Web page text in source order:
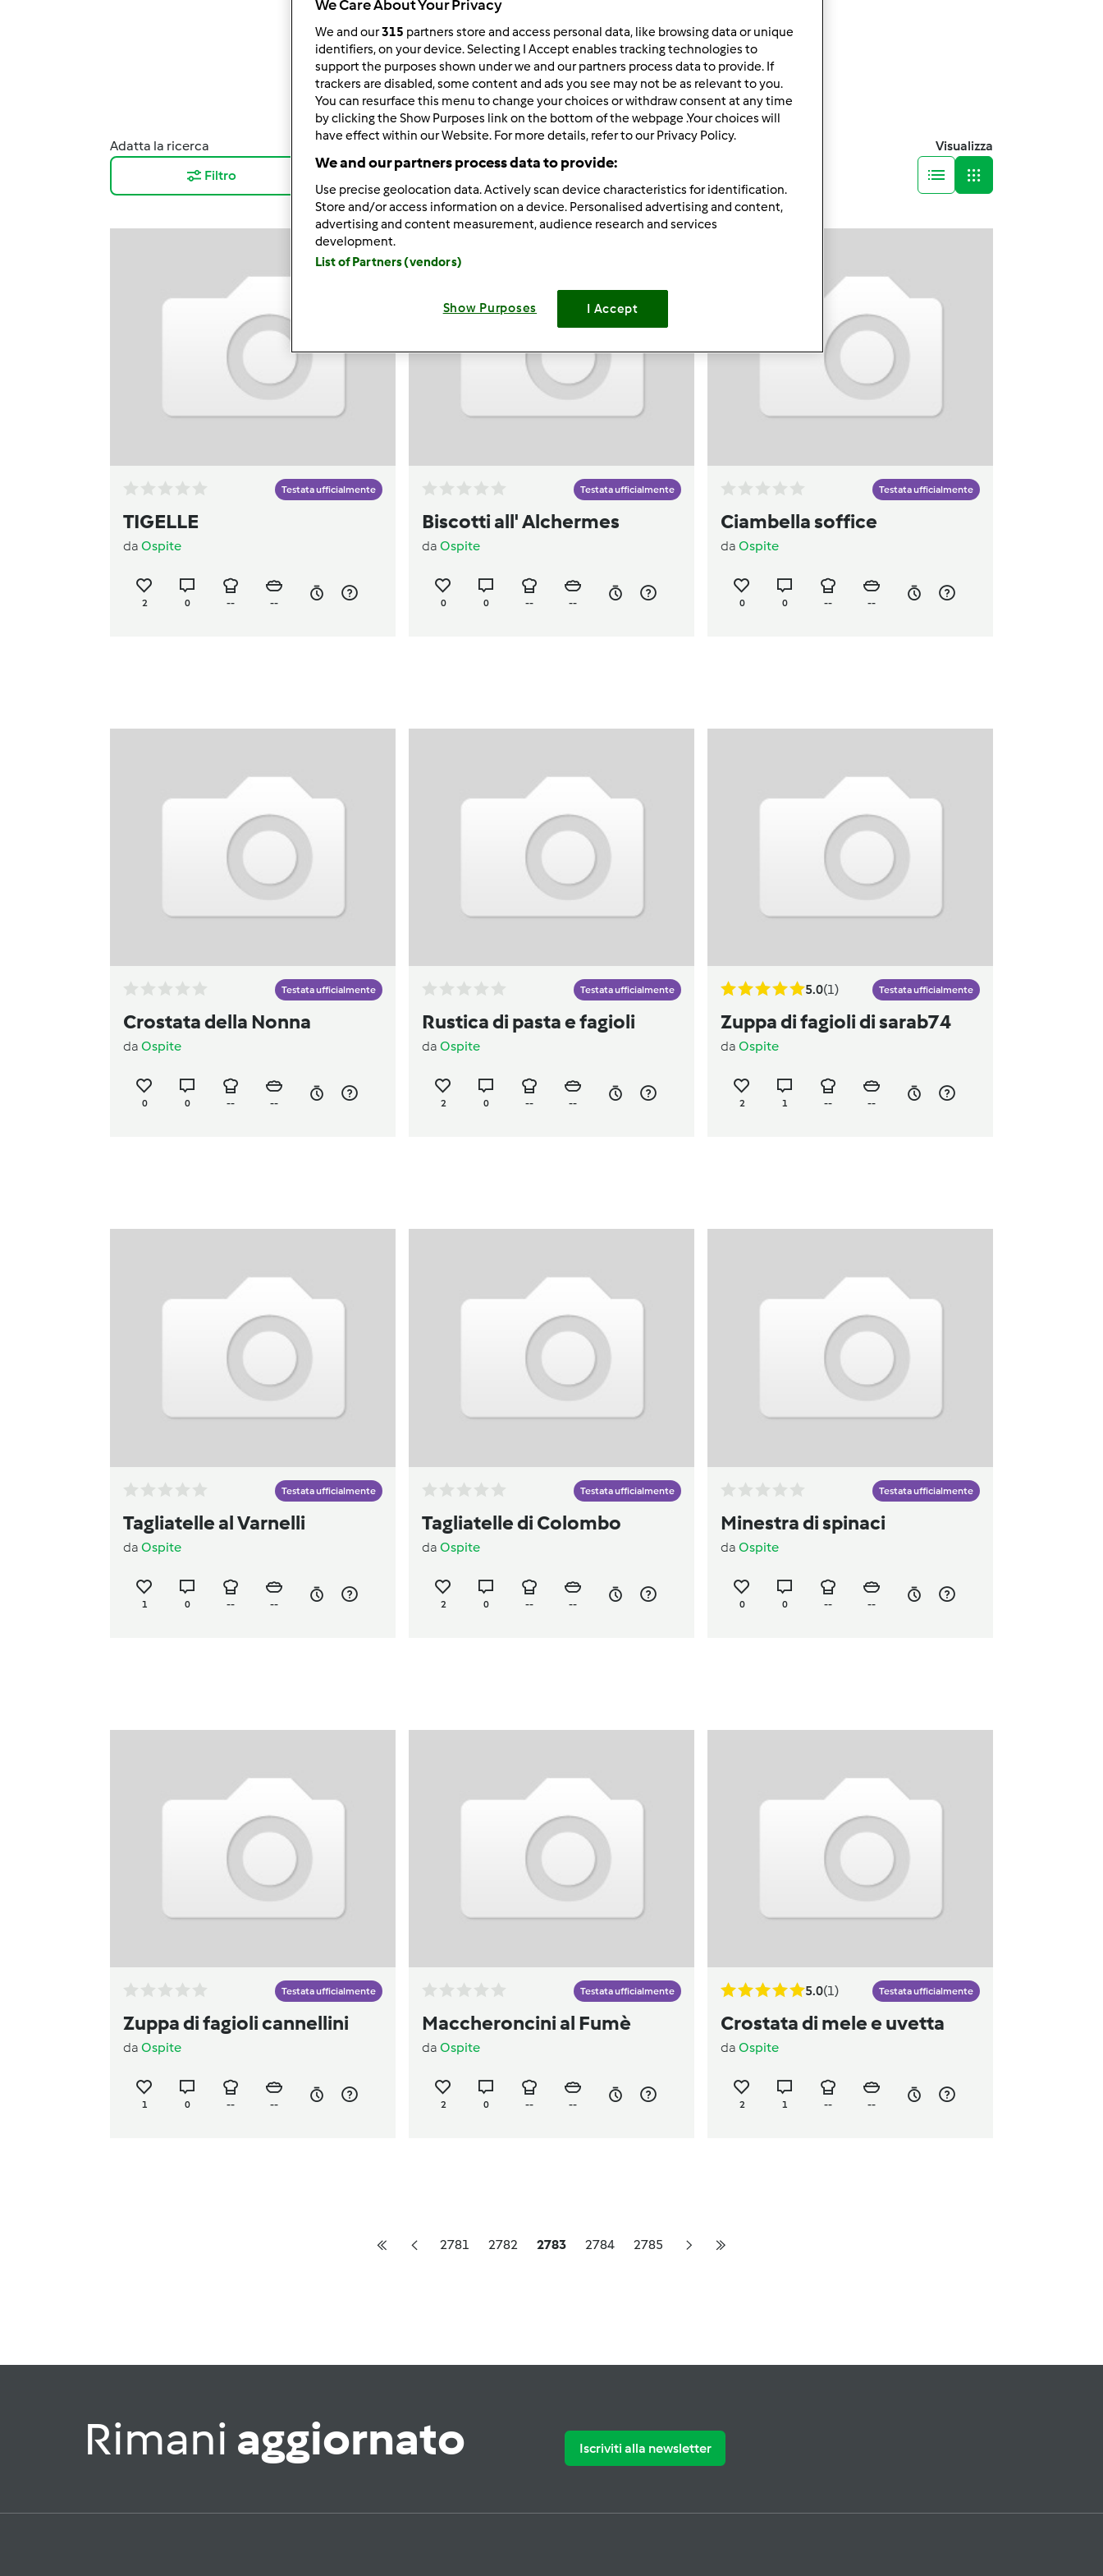
33.462Risultati
Adatta la ricerca
Filtro
Ordina per:
Visualizza
Testata ufficialmente
TIGELLE
da Ospite
2 0 -- --
Testata ufficialmente
Biscotti all' Alchermes
da Ospite
0 0 -- --
Testata ufficialmente
Ciambella soffice
da Ospite
0 0 -- --
Testata ufficialmente
Crostata della Nonna
da Ospite
0 0 -- --
Testata ufficialmente
Rustica di pasta e fagioli
da Ospite
2 0 -- --
5.0(1) Testata ufficialmente
Zuppa di fagioli di sarab74
da Ospite
2 1 -- --
Testata ufficialmente
Tagliatelle al Varnelli
da Ospite
1 0 -- --
Testata ufficialmente
Tagliatelle di Colombo
da Ospite
2 0 -- --
Testata ufficialmente
Minestra di spinaci
da Ospite
0 0 -- --
Testata ufficialmente
Zuppa di fagioli cannellini
da Ospite
1 0 -- --
Testata ufficialmente
Maccheroncini al Fumè
da Ospite
2 0 -- --
5.0(1) Testata ufficialmente
Crostata di mele e uvetta
da Ospite
2 1 -- --
2781 2782 2783 2784 2785
Rimani aggiornato Iscriviti alla newsletter
We Care About Your Privacy
We and our315 partners store and access personal data, like browsing data or unique
identifiers, on your device. Selecting I Accept enables tracking technologies to
support the purposes shown under we and our partners process data to provide. If
trackers are disabled, some content and ads you see may not be as relevant to you.
You can resurface this menu to change your choices or withdraw consent at any time
by clicking the Show Purposes link on the bottom of the webpage .Your choices will
have effect within our Website. For more details, refer to our Privacy Policy.
We and our partners process data to provide:
Use precise geolocation data. Actively scan device characteristics for identification.
Store and/or access information on a device. Personalised advertising and content,
advertising and content measurement, audience research and services
development.
List of Partners (vendors)
Show Purposes I Accept